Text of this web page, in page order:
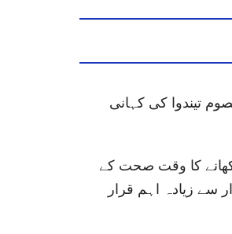
تیندوا کی کہانی
کا وقت صحت کے
سے زیادہ اہم قرار